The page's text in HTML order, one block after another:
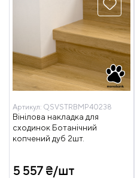
Артикул: QSVSTRBMP40238
Вінілова накладка для
сходинок Ботанічний
копчений дуб 2шт.
5 557 ₴/шт